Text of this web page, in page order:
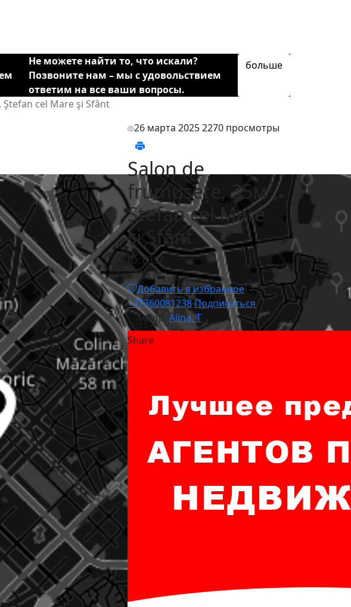
Не можете найти то, что искали?
Позвоните нам – мы с удовольствием
ответим на все ваши вопросы.
больше
cel Mare şi Sfânt
26 марта 20252270 просмотры
Salon de
frumusețe, 35м²,
Ştefan cel Mare
şi Sfânt
ID: 6357
700 €
Добавить в избранное
+37360081238Подписаться
Автор: Alina. T
Share